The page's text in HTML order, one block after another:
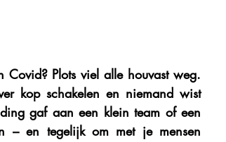
Plots viel alle houvast weg.
kop schakelen en niemand wist
gaf aan een klein team of een
– en tegelijk om met je mensen